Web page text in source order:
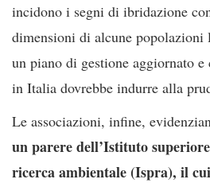
incidono i segni di ibridazione
dimensioni di alcune popolazioni
un piano di gestione aggiornato
in Italia dovrebbe indurre alla
Le associazioni, infine,
un parere dell’Istituto
ricerca ambientale (Ispra), il